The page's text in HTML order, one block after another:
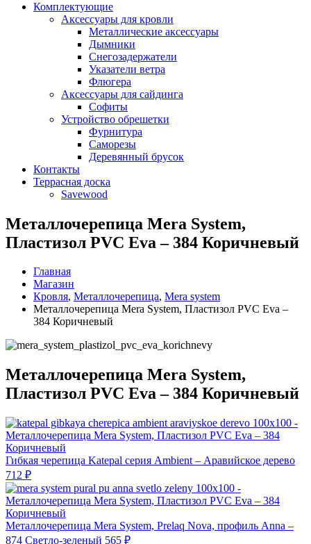
Комплектующие
Аксессуары для кровли
Металлические аксессуары
Дымники
Снегозадержатели
Указатели ветра
Флюгера
Аксессуары для сайдинга
Софиты
Устройство обрешетки
Фурнитура
Саморезы
Деревянный брусок
Контакты
Террасная доска
Savewood
Металлочерепица Mera System,
Пластизол PVC Eva – 384 Коричневый
Главная
Магазин
Кровля, Металлочерепица, Mera system
Металлочерепица Mera System, Пластизол PVC Eva –
384 Коричневый
Металлочерепица Mera System,
Пластизол PVC Eva – 384 Коричневый
Гибкая черепица Katepal серия Ambient – Аравийское дерево
712 ₽
Металлочерепица Mera System, Prelaq Nova, профиль Anna –
874 Светло-зеленый 565 ₽